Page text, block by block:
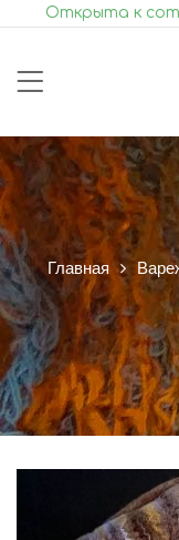
Открыта к
Главная